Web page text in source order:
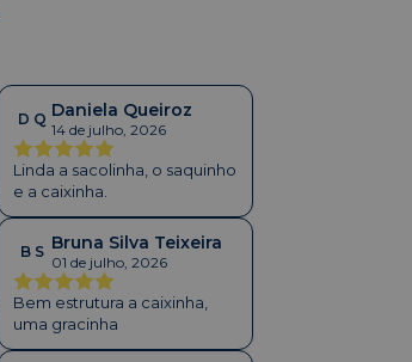
D Q Daniela Queiroz
14 de julho, 2026
Linda a sacolinha, o saquinho
e a caixinha.
B S Bruna Silva Teixeira
01 de julho, 2026
Bem estrutura a caixinha,
uma gracinha